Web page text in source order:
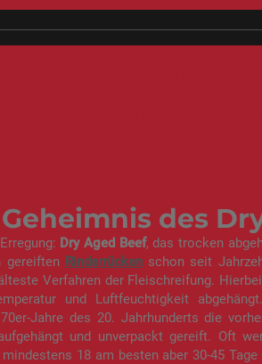
des
Dry Aged Beef, das trocken
gereiften Rinderrückenschon seit
Verfahren der Fleischreifung.
und Luftfeuchtigkeit
Jahre des 20. Jahrhunderts die
und unverpackt gereift. Oft
18 am besten aber 30-45